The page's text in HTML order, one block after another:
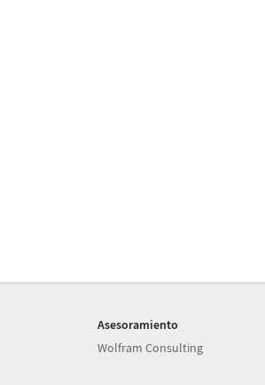
Asesoramiento
Wolfram Consulting